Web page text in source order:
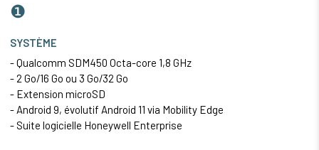
❶
SYSTÈME
- Qualcomm SDM450 Octa-core 1,8 GHz
- 2 Go/16 Go ou 3 Go/32 Go
- Extension microSD
- Android 9, évolutif Android 11 via Mobility Edge
- Suite logicielle Honeywell Enterprise